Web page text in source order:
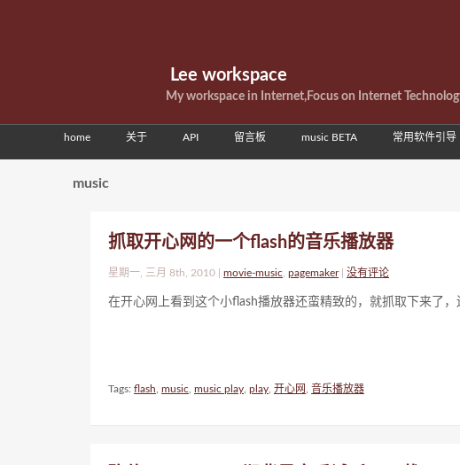
Lee workspace
My workspace in Internet,Focus on Internet
home 关于 API 留言板 music BETA 常用软件引导
music
抓取开心网的一个flash的音乐播放器
星期一, 三月 8th, 2010 | movie-music pagemaker| 没有评论
在开心网上看到这个小flash播放器还蛮精致的，就抓取下来了
Tags: flash music music play play 开心网 音乐播放器